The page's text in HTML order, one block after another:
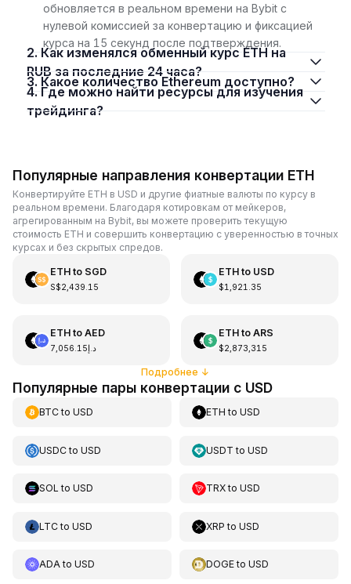
обновляется в реальном времени на Bybit с
нулевой комиссией за конвертацию и фиксацией
курса на 15 секунд после подтверждения.
2. Как изменялся обменный курс ETH на
RUB за последние 24 часа?
3. Какое количество Ethereum доступно?
4. Где можно найти ресурсы для изучения
трейдинга?
Популярные направления конвертации ETH
Конвертируйте ETH в USD и другие фиатные валюты по курсу в
реальном времени. Благодаря котировкам от мейкеров,
агрегированным на Bybit, вы можете проверить текущую
стоимость ETH и совершить конвертацию с уверенностью в точных
курсах и без скрытых спредов.
ETHto SGD
S$2,439.15
ETHto USD
$1,921.35
ETHto AED
د.إ7,056.15
ETHto ARS
$2,873,315
Подробнее ↓
Популярные пары конвертации с USD
BTCto USD ETH toUSD
USDCto USD USDT toUSD
SOL to USD TRXtoUSD
LTCto USD XRP toUSD
ADAto USD DOGEtoUSD